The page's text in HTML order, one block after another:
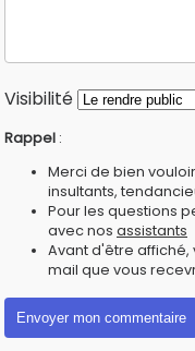
Visibilité
Rappel :
Merci de bien
insultants,
Pour les questions
avec nos assistants
Avant d'être
mail que vous